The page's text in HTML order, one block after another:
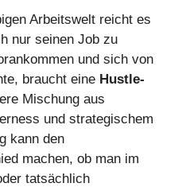
Arbeitswelt reicht es
nur seinen Job zu
und sich von
braucht eine Hustle-
Mischung aus
und strategischem
kann den
machen, ob man im
tatsächlich